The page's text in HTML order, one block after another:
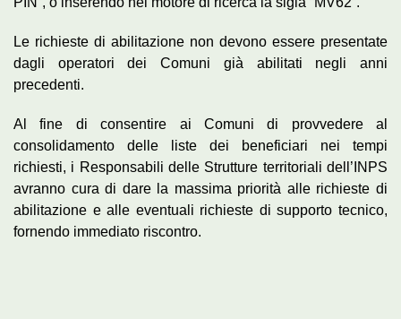
Le richieste di abilitazione non devono essere presentate
dagli operatori dei Comuni già abilitati negli anni
precedenti.
Al fine di consentire ai Comuni di provvedere al
consolidamento delle liste dei beneficiari nei tempi
richiesti, i Responsabili delle Strutture territoriali dell’INPS
avranno cura di dare la massima priorità alle richieste di
abilitazione e alle eventuali richieste di supporto tecnico,
fornendo immediato riscontro.